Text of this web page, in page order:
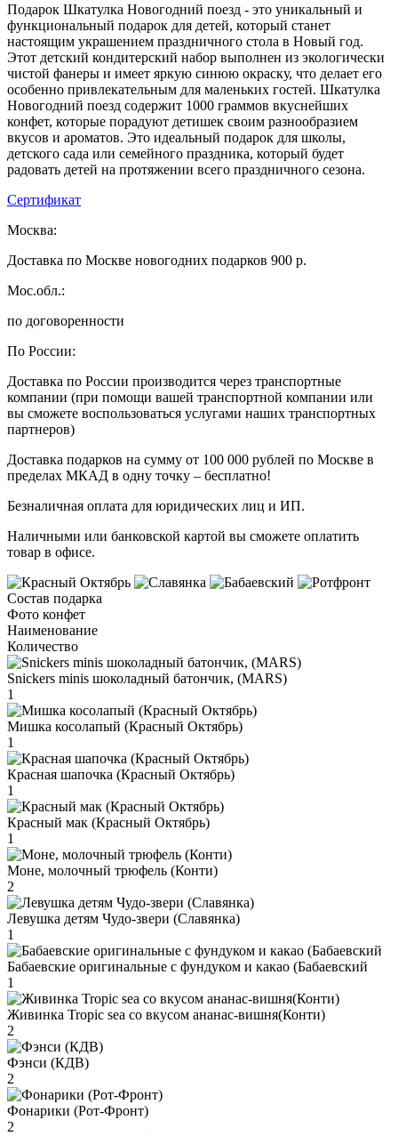
Подарок Шкатулка Новогодний поезд - это уникальный и
функциональный подарок для детей, который станет
настоящим украшением праздничного стола в Новый год.
Этот детский кондитерский набор выполнен из экологически
чистой фанеры и имеет яркую синюю окраску, что делает его
особенно привлекательным для маленьких гостей. Шкатулка
Новогодний поезд содержит 1000 граммов вкуснейших
конфет, которые порадуют детишек своим разнообразием
вкусов и ароматов. Это идеальный подарок для школы,
детского сада или семейного праздника, который будет
радовать детей на протяжении всего праздничного сезона.
Сертификат
Москва:
Доставка по Москве новогодних подарков 900 р.
Мос.обл.:
по договоренности
По России:
Доставка по России производится через транспортные
компании (при помощи вашей транспортной компании или
вы сможете воспользоваться услугами наших транспортных
партнеров)
Доставка подарков на сумму от 100 000 рублей по Москве в
пределах МКАД в одну точку – бесплатно!
Безналичная оплата для юридических лиц и ИП.
Наличными или банковской картой вы сможете оплатить
товар в офисе.
Состав подарка
Фото конфет
Наименование
Количество
Snickers minis шоколадный батончик, (MARS)
1
Мишка косолапый (Красный Октябрь)
1
Красная шапочка (Красный Октябрь)
1
Красный мак (Красный Октябрь)
1
Моне, молочный трюфель (Конти)
2
Левушка детям Чудо-звери (Славянка)
1
Бабаевские оригинальные с фундуком и какао (Бабаевский
1
Живинка Tropic sea со вкусом ананас-вишня(Конти)
2
Фэнси (КДВ)
2
Фонарики (Рот-Фронт)
2